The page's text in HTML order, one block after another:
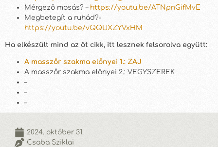
Mérgező mosás? – https://youtu.be/ATNpnGifMvE
Megbetegít a ruhád?-
https://youtu.be/vQQUXZYVxHM
Ha elkészült mind az öt cikk, itt lesznek felsorolva együtt:
A masszőr szakma előnyei 1.: ZAJ
A masszőr szakma előnyei 2.: VEGYSZEREK
–
–
–
2024. október 31.
Csaba Sziklai